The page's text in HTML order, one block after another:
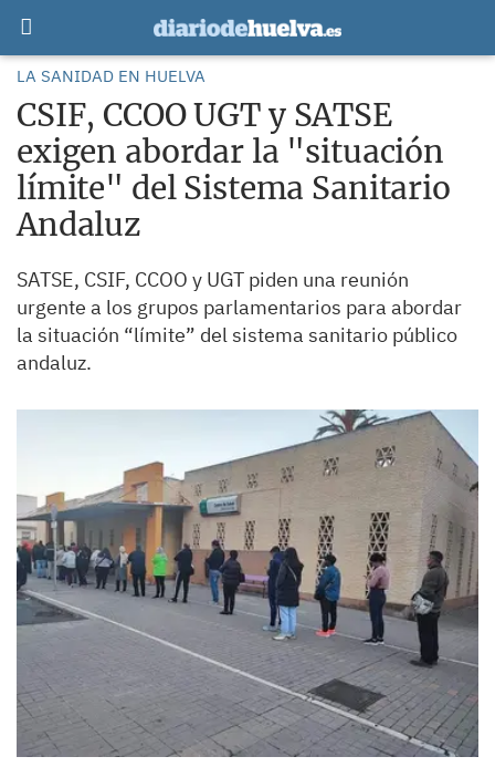
LA SANIDAD EN HUELVA
CSIF, CCOO UGT y SATSE
exigen abordar la "situación
límite" del Sistema Sanitario
Andaluz
SATSE, CSIF, CCOO y UGT piden una reunión
urgente a los grupos parlamentarios para abordar
la situación “límite” del sistema sanitario público
andaluz.